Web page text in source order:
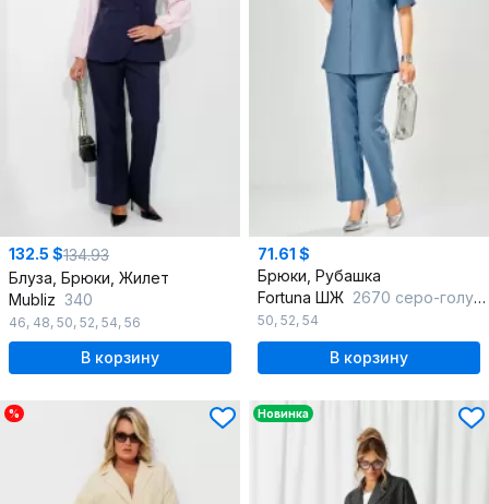
132.5 $134.93
Блуза, Брюки, Жилет
Mubliz 340
46, 48, 50, 52, 54, 56
В корзину
71.61 $
Брюки, Рубашка
Fortuna ШЖ 2670 серо-голубой
50, 52, 54
В корзину
% Новинка